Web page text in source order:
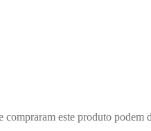
compraram este produto podem